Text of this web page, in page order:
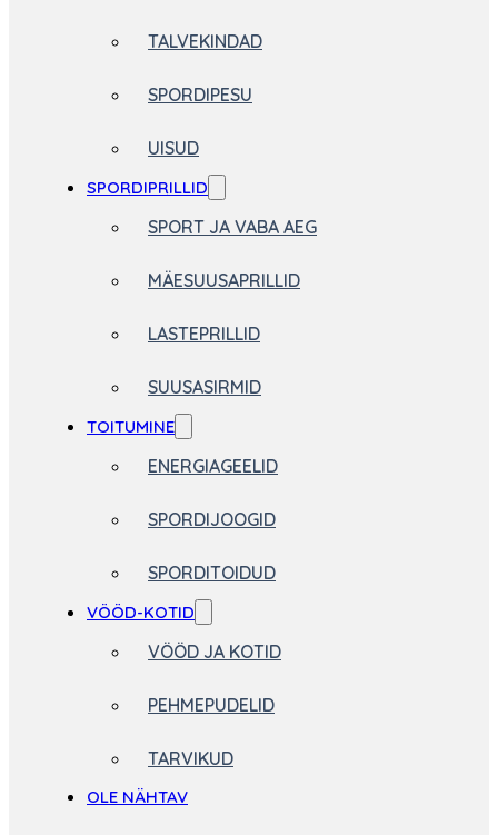
TALVEKINDAD
SPORDIPESU
UISUD
SPORDIPRILLID
SPORT JA VABA AEG
MÄESUUSAPRILLID
LASTEPRILLID
SUUSASIRMID
TOITUMINE
ENERGIAGEELID
SPORDIJOOGID
SPORDITOIDUD
VÖÖD-KOTID
VÖÖD JA KOTID
PEHMEPUDELID
TARVIKUD
OLE NÄHTAV